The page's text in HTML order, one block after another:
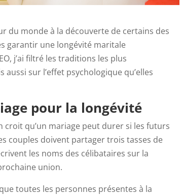
du monde à la découverte de certains des
garantir une longévité maritale
j’ai filtré les traditions les plus
sur l’effet psychologique qu’elles
pour la longévité
croit qu’un mariage peut durer si les futurs
couples doivent partager trois tasses de
les noms des célibataires sur la
union.
toutes les personnes présentes à la